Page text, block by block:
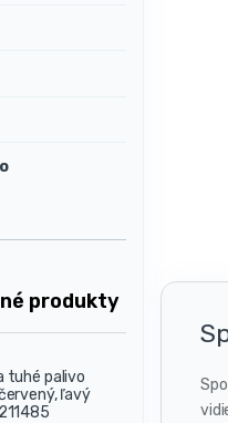
produkty
tuhé palivo
ľavý